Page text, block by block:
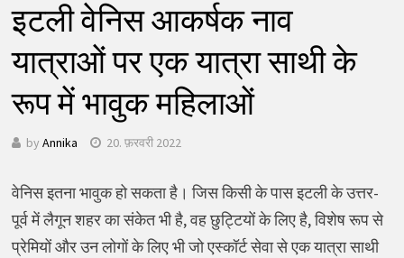
इटली वेनिस आकर्षक नाव
यात्राओं पर एक यात्रा साथी के
रूप में भावुक महिलाओं
by Annika 20. फ़रवरी 2022
वेनिस इतना भावुक हो सकता है। जिस किसी के पास इटली के उत्तर-
पूर्व में लैगून शहर का संकेत भी है, वह छुट्टियों के लिए है, विशेष रूप से
प्रेमियों और उन लोगों के लिए भी जो एस्कॉर्ट सेवा से एक यात्रा साथी